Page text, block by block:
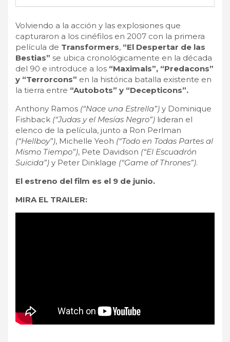
Volviendo a la acción y las explosiones que
capturaron a los cinéfilos en 2007 con la primera
película de Transformers, “El Despertar de las
Bestias” se ubica cronológicamente en la década
del 90 e introduce a los “Maximals”, “Predacons”
y “Terrorcons” en la histórica batalla existente en
la tierra entre “Autobots” y “Decepticons”.
Anthony Ramos (“Nace una Estrella”) y Dominique
Fishback (“Judas y el Mesías Negro”) lideran el
elenco de la película, junto a Ron Perlman
(“Hellboy”), Michelle Yeoh (“Todo en Todas Partes al
Mismo Tiempo”), Pete Davidson (“El Escuadrón
Suicida”) y Peter Dinklage (“Game of Thrones”).
El estreno del film es el 9 de junio.
MIRA EL TRAILER: